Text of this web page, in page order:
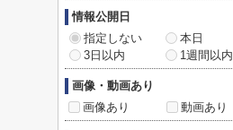
情報公開日
指定しない
本日
3日以内
1週間以内
画像・動画あり
画像あり
動画あり